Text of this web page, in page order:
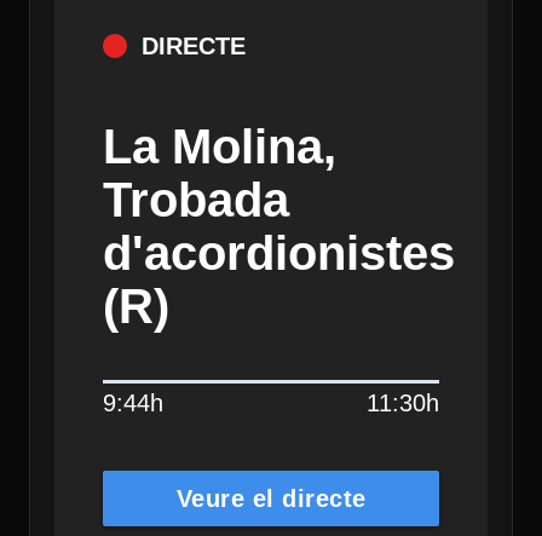
DIRECTE
La Molina,
Trobada
d'acordionistes
(R)
9:44h 11:30h
Veure el directe